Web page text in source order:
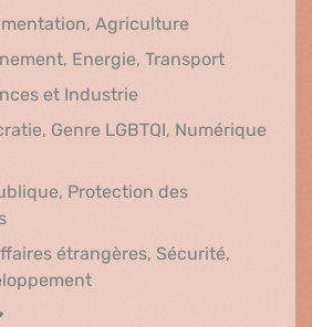
Agriculture
Energie, TransportClimat,
et Industrie
Genre LGBTQI, Numérique
Démocratie, Genre LGBTQI,
Protection des
Social, Santé publique, Protection
étrangères, Sécurité,
International, Affaires